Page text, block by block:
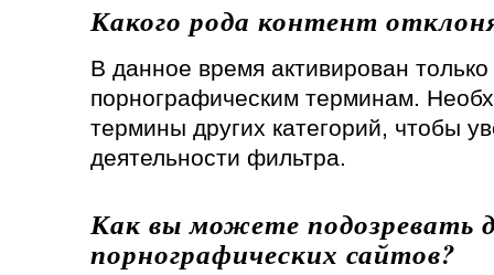
Какого рода контент
В данное время активирован
порнографическим терминам.
термины других категорий, чтобы
деятельности фильтра.
Как вы можете подозревать
порнографических сайтов?